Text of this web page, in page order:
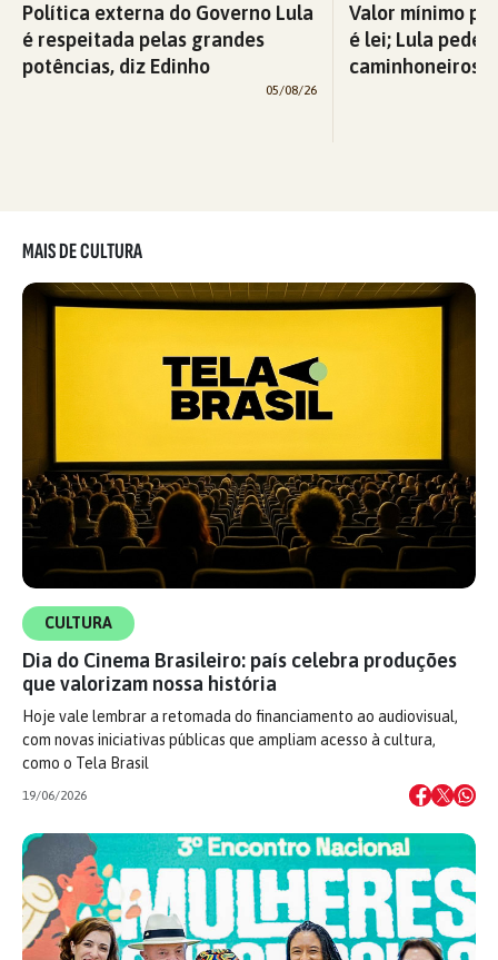
Política externa do Governo Lula
é respeitada pelas grandes
potências, diz Edinho
05/08/26
Valor mínimo
é lei; Lula pede
caminhoneiros
MAIS DE CULTURA
CULTURA
Dia do Cinema Brasileiro: país celebra produções
que valorizam nossa história
Hoje vale lembrar a retomada do financiamento ao audiovisual,
com novas iniciativas públicas que ampliam acesso à cultura,
como o Tela Brasil
19/06/2026